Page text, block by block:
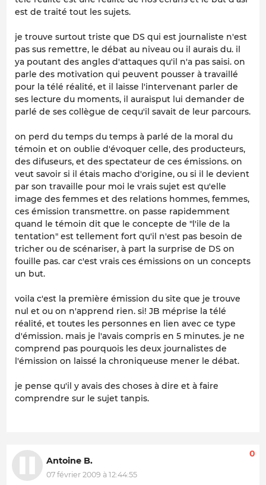
est de traité tout les sujets.
je trouve surtout triste que DS qui est journaliste n'est
pas sus remettre, le débat au niveau ou il aurais du. il
ya poutant des angles d'attaques qu'il n'a pas saisi. on
parle des motivation qui peuvent pousser à travaillé
pour la télé réalité, et il laisse l'intervenant parler de
ses lecture du moments, il auraisput lui demander de
parlé de ses collègue de cequ'il savait de leur parcours.
on perd du temps du temps à parlé de la moral du
témoin et on oublie d'évoquer celle, des producteurs,
des difuseurs, et des spectateur de ces émissions. on
veut savoir si il étais macho d'origine, ou si il le devient
par son travaille pour moi le vrais sujet est qu'elle
image des femmes et des relations hommes, femmes,
ces émission transmettre. on passe rapidemment
quand le témoin dit que le concepte de "l'ile de la
tentation" est tellement fort qu'il n'est pas besoin de
tricher ou de scénariser, à part la surprise de DS on
fouille pas. car c'est vrais ces émissions on un concepts
un but.
voila c'est la première émission du site que je trouve
nul et ou on n'apprend rien. si! JB méprise la télé
réalité, et toutes les personnes en lien avec ce type
d'émission. mais je l'avais compris en 5 minutes. je ne
comprend pas pourquois les deux journalistes de
l'émission on laissé la chroniqueuse mener le débat.
je pense qu'il y avais des choses à dire et à faire
comprendre sur le sujet tanpis.
Antoine B.
07 février 2009 à 12:44:55
0